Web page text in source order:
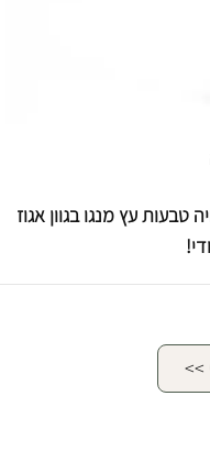
טבעות עץ מנגו בגוון אגוז
>>